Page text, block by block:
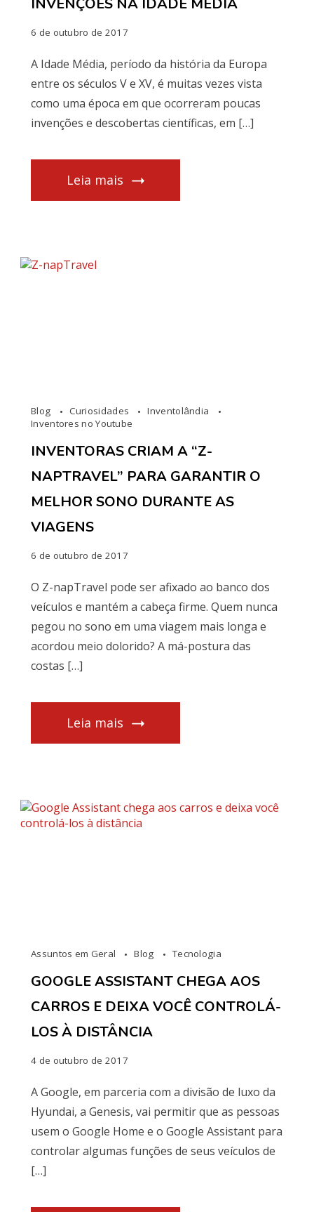
INVENÇÕES NA IDADE MÉDIA
6 de outubro de 2017
A Idade Média, período da história da Europa
entre os séculos V e XV, é muitas vezes vista
como uma época em que ocorreram poucas
invenções e descobertas científicas, em […]
Leia mais
Blog Curiosidades
Inventolândia
Inventores no Youtube
INVENTORAS CRIAM A “Z-
NAPTRAVEL” PARA GARANTIR O
MELHOR SONO DURANTE AS
VIAGENS
6 de outubro de 2017
O Z-napTravel pode ser afixado ao banco dos
veículos e mantém a cabeça firme. Quem nunca
pegou no sono em uma viagem mais longa e
acordou meio dolorido? A má-postura das
costas […]
Leia mais
Assuntos em Geral Blog Tecnologia
GOOGLE ASSISTANT CHEGA AOS
CARROS E DEIXA VOCÊ CONTROLÁ-
LOS À DISTÂNCIA
4 de outubro de 2017
A Google, em parceria com a divisão de luxo da
Hyundai, a Genesis, vai permitir que as pessoas
usem o Google Home e o Google Assistant para
controlar algumas funções de seus veículos de
[…]